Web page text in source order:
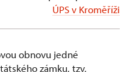
ÚPS v Kroměříži
obnovu jedné
zámku, tzv.